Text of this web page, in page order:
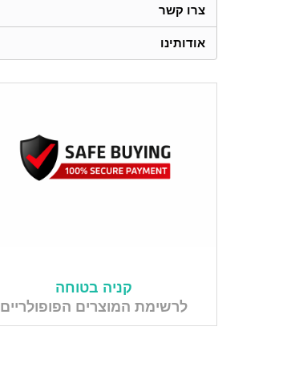
צרו קשר
אודותינו
קניה בטוחה
לרשימת המוצרים הפופולריים